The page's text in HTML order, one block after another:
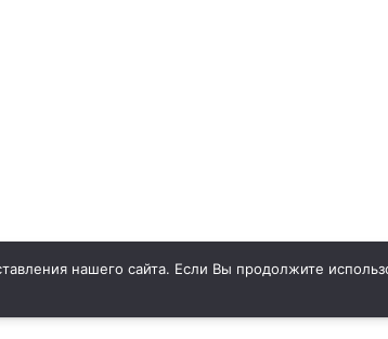
нашего сайта. Если Вы продолжите